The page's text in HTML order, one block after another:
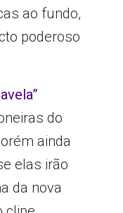
ao fundo,
poderoso
do
ainda
elas irão
da nova